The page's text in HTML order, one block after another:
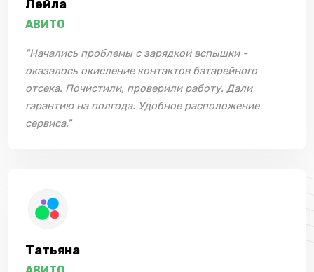
Лейла
АВИТО
"Начались проблемы с зарядкой вспышки -
оказалось окисление контактов батарейного
отсека. Почистили, проверили работу. Дали
гарантию на полгода. Удобное расположение
сервиса."
Татьяна